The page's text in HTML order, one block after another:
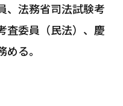
、法務省司法試験考
査委員（民法）、慶
る。